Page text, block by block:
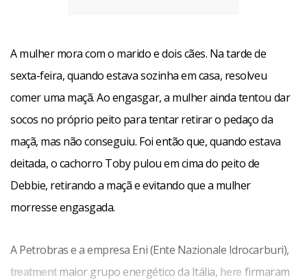
A mulher mora com o marido e dois cães. Na tarde de
sexta-feira, quando estava sozinha em casa, resolveu
comer uma maçã. Ao engasgar, a mulher ainda tentou dar
socos no próprio peito para tentar retirar o pedaço da
maçã, mas não conseguiu. Foi então que, quando estava
deitada, o cachorro Toby pulou em cima do peito de
Debbie, retirando a maçã e evitando que a mulher
morresse engasgada.
A Petrobras e a empresa Eni (Ente Nazionale Idrocarburi),
treatmentmaior grupo energético da Itália, here firmaram